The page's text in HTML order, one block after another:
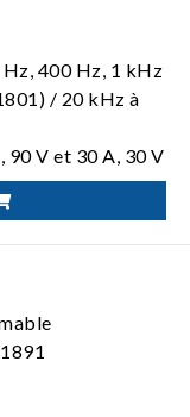
400 Hz, 1 kHz
/ 20 kHz à
90 V et 30 A, 30 V
500V